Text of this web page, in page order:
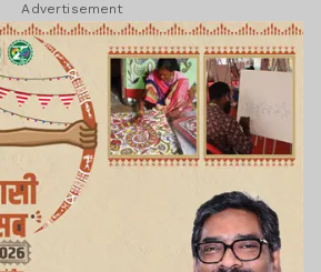
Advertisement